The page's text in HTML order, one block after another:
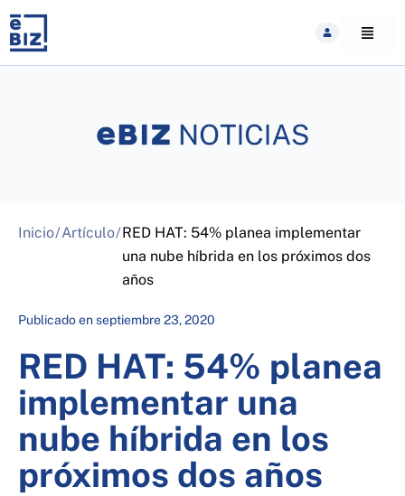
content
Inicio/Artículo/RED HAT: 54% planea implementar
una nube híbrida en los próximos dos
años
Publicado enseptiembre 23, 2020
RED HAT: 54% planea
implementar una
nube híbrida en los
próximos dos años